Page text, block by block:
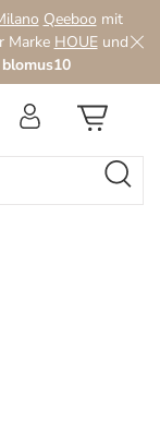
Qeeboo mit
Marke HOUEund
blomus10